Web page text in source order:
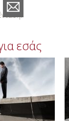
εσάς